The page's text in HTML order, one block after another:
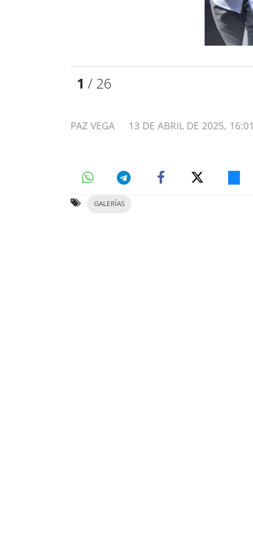
1 / 26
13 DE ABRIL DE 2025, 16:01
PAZ VEGA
GALERÍAS